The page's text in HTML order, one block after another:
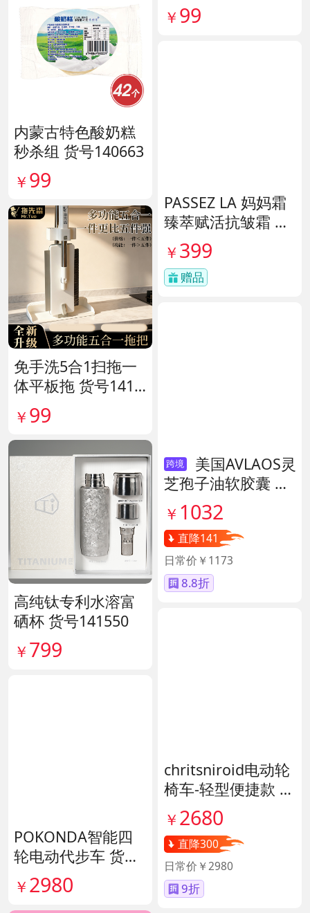
内蒙古特色酸奶糕
秒杀组 货号140663
￥ 99
免手洗5合1扫拖一
体平板拖 货号1415
80
￥ 99
高纯钛专利水溶富
硒杯 货号141550
￥ 799
POKONDA智能四
轮电动代步车 货号
138856
￥ 2980
￥ 99
PASSEZ LA 妈妈霜
臻萃赋活抗皱霜 货
号137759
￥ 399
赠品
跨境
美国AVLAOS灵
芝孢子油软胶囊 货
号139605
￥ 1032
直降141
日常价￥1173
8.8折
chritsniroid电动轮
椅车-轻型便捷款 货
号140671
￥ 2680
直降300
日常价￥2980
9折